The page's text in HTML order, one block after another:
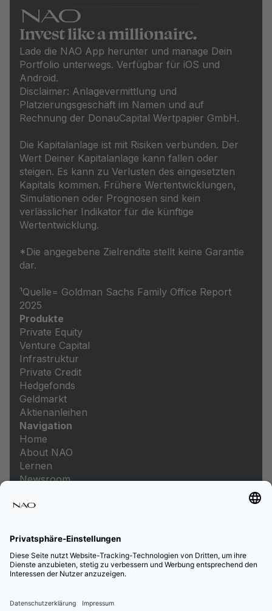
Invest like a millionaire.
Lade die NAO App herunter und manage Dein
Portfolio unterwegs. Verfügbar für iOS und
Android.
Disclaimer: Anlagevermittlung und
Platzierungsgeschäft im Namen und auf
Rechnung der DonauCapital Wertpapier GmbH.
Die Kapitalanlage ist mit Risiken verbunden. Der
Wert Deiner Kapitalanlage kann fallen oder
steigen. Es kann zu Verlusten des eingesetzten
Kapitals kommen. Frühere Wertentwicklungen,
Simulationen oder Prognosen sind kein
verlässlicher Indikator für die künftige
Wertentwicklung.
*Die angegebene Zielrendite stellt keine Garantie
dar.
¹Quelle= Goldman Sachs Family Office Report
2025
Produkte
Private Equity
Venture Capital
Infrastruktur
Private Credit
Hedgefonds
Geldmarkt
Aktienanleihen
Navigation
Home
About NAO
Lernen
Newsroom
Rechtliches
Datenschutz
Datenschutzeinstellungen
Preis- und Leistungsverzeichnis
Informationen zur Barrierefreiheit